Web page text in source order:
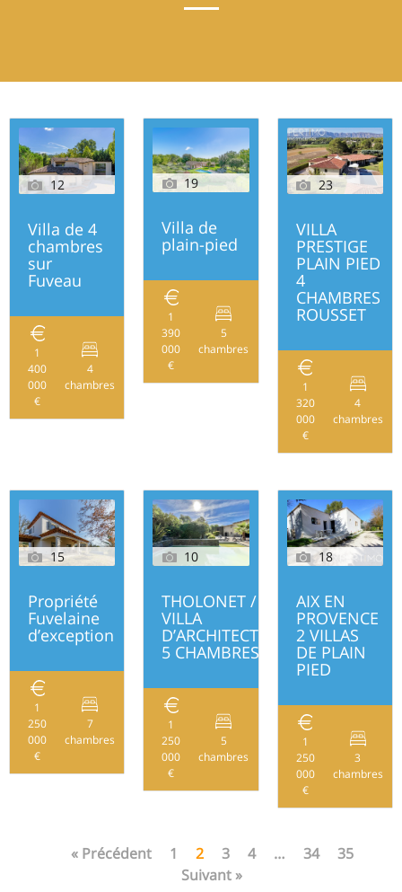
12
Villa de 4
chambres
sur
Fuveau
1
400
000
€
4
chambres
19
Villa de
plain-pied
1
390
000
€
5
chambres
23
VILLA
PRESTIGE
PLAIN PIED
4
CHAMBRES
ROUSSET
1
320
000
€
4
chambres
15
Propriété
Fuvelaine
d’exception
1
250
000
€
7
chambres
10
THOLONET /
VILLA
D’ARCHITECTE
5 CHAMBRES
1
250
000
€
5
chambres
18
AIX EN
PROVENCE
2 VILLAS
DE PLAIN
PIED
1
250
000
€
3
chambres
« Précédent 1 2 3 4 … 34
35
Suivant »